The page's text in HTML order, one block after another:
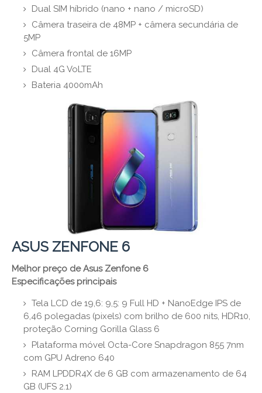
Dual SIM híbrido (nano + nano / microSD)
Câmera traseira de 48MP + câmera secundária de
5MP
Câmera frontal de 16MP
Dual 4G VoLTE
Bateria 4000mAh
ASUS ZENFONE 6
Melhor preço de Asus Zenfone 6
Especificações principais
Tela LCD de 19,6: 9,5: 9 Full HD + NanoEdge IPS de
6,46 polegadas (pixels) com brilho de 600 nits, HDR10,
proteção Corning Gorilla Glass 6
Plataforma móvel Octa-Core Snapdragon 855 7nm
com GPU Adreno 640
RAM LPDDR4X de 6 GB com armazenamento de 64
GB (UFS 2.1)